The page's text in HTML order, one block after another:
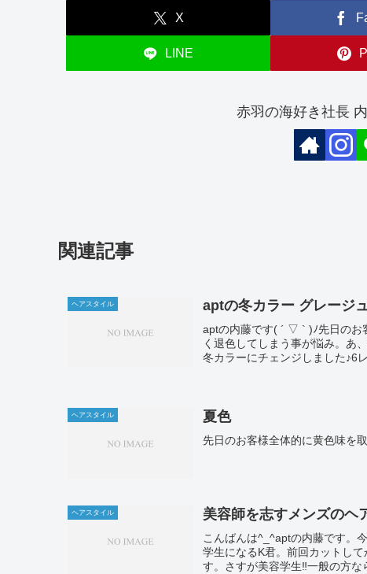
X
LINE
赤羽の海好き社長
関連記事
ヘアスタイル aptの冬カラー グレージ
aptの内藤です( ´ ▽ ` )ﾉ先日のお
く退色してしまう事が悩み。あ
冬カラーにチェンジしました♪6
ヘアスタイル 夏色
先日のお客様全体的に黄色味を
ヘアスタイル 美容師を志すメンズのヘ
こんばんは^_^aptの内藤です。
学生になるK君。前回カットし
す。さすが美容学生‼️一般の方な